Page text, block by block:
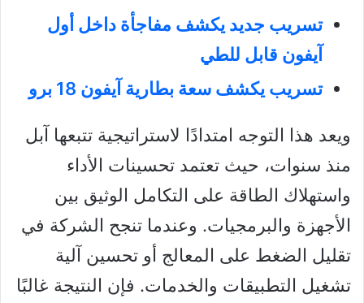
تسريب جديد يكشف مفاجأة داخل أول
آيفون قابل للطي
تسريب يكشف سعة بطارية آيفون 18 برو
ويعد هذا التوجه امتدادًا لاستراتيجية تتبعها آبل
منذ سنوات، حيث تعتمد تحسينات الأداء
واستهلاك الطاقة على التكامل الوثيق بين
الأجهزة والبرمجيات. وعندما تنجح الشركة في
تقليل الضغط على المعالج أو تحسين آلية
تشغيل التطبيقات والخدمات. فإن النتيجة غالبًا